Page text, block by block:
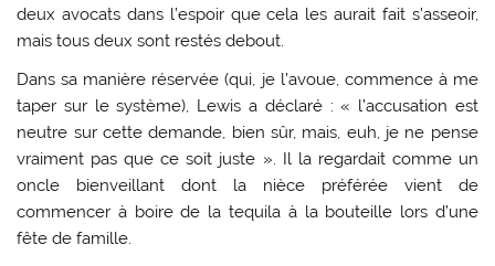
deux avocats dans l’espoir que cela les aurait fait s’asseoir,
mais tous deux sont restés debout.
Dans sa manière réservée (qui, je l’avoue, commence à me
taper sur le système), Lewis a déclaré : « l’accusation est
neutre sur cette demande, bien sûr, mais, euh, je ne pense
vraiment pas que ce soit juste ». Il la regardait comme un
oncle bienveillant dont la nièce préférée vient de
commencer à boire de la tequila à la bouteille lors d’une
fête de famille.